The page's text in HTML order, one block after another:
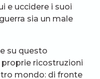
e uccidere i suoi
sia un male
su questo
ricostruzioni
mondo: di fronte